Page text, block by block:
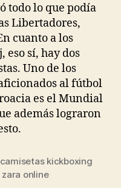
todo lo que podía
Libertadores,
cuanto a los
eso sí, hay dos
Uno de los
al fútbol
es el Mundial
además lograron
camisetas kickboxing
online